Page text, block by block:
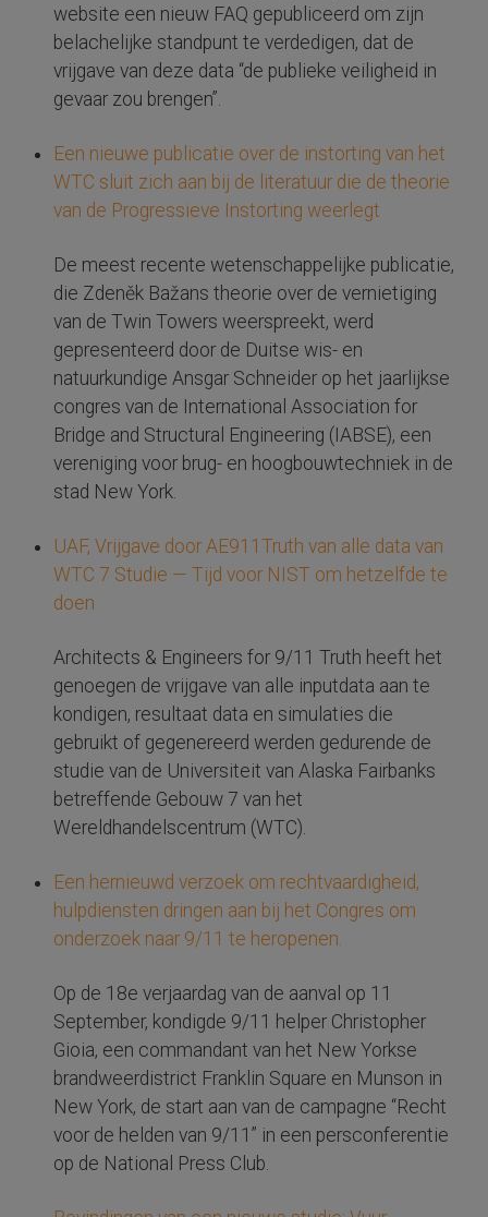
website een nieuw FAQ gepubliceerd om zijn
belachelijke standpunt te verdedigen, dat de
vrijgave van deze data “de publieke veiligheid in
gevaar zou brengen”.
Een nieuwe publicatie over de instorting van het
WTC sluit zich aan bij de literatuur die de theorie
van de Progressieve Instorting weerlegt
De meest recente wetenschappelijke publicatie,
die Zdeněk Bažans theorie over de vernietiging
van de Twin Towers weerspreekt, werd
gepresenteerd door de Duitse wis- en
natuurkundige Ansgar Schneider op het jaarlijkse
congres van de International Association for
Bridge and Structural Engineering (IABSE), een
vereniging voor brug- en hoogbouwtechniek in de
stad New York.
UAF, Vrijgave door AE911Truth van alle data van
WTC 7 Studie — Tijd voor NIST om hetzelfde te
doen
Architects & Engineers for 9/11 Truth heeft het
genoegen de vrijgave van alle inputdata aan te
kondigen, resultaat data en simulaties die
gebruikt of gegenereerd werden gedurende de
studie van de Universiteit van Alaska Fairbanks
betreffende Gebouw 7 van het
Wereldhandelscentrum (WTC).
Een hernieuwd verzoek om rechtvaardigheid,
hulpdiensten dringen aan bij het Congres om
onderzoek naar 9/11 te heropenen.
Op de 18e verjaardag van de aanval op 11
September, kondigde 9/11 helper Christopher
Gioia, een commandant van het New Yorkse
brandweerdistrict Franklin Square en Munson in
New York, de start aan van de campagne “Recht
voor de helden van 9/11” in een persconferentie
op de National Press Club.